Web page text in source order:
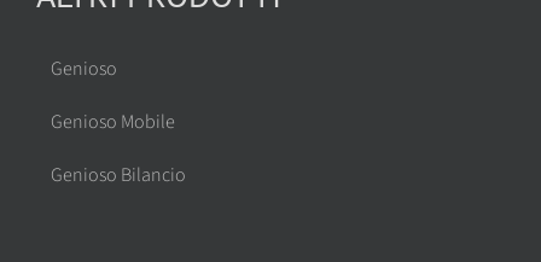
Genioso
Genioso Mobile
Genioso Bilancio